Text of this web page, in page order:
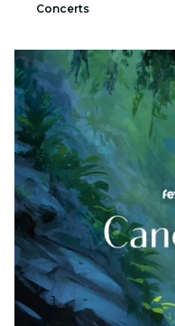
Concerts